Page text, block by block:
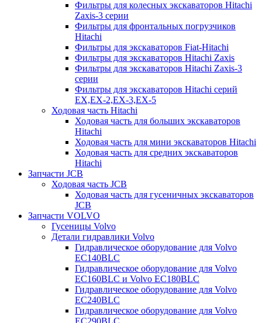
Фильтры для колесных экскаваторов Hitachi
Zaxis-3 серии
Фильтры для фронтальных погрузчиков
Hitachi
Фильтры для экскаваторов Fiat-Hitachi
Фильтры для экскаваторов Hitachi Zaxis
Фильтры для экскаваторов Hitachi Zaxis-3
серии
Фильтры для экскаваторов Hitachi серий
EX,EX-2,EX-3,EX-5
Ходовая часть Hitachi
Ходовая часть для больших экскаваторов
Hitachi
Ходовая часть для мини экскаваторов Hitachi
Ходовая часть для средних экскаваторов
Hitachi
Запчасти JCB
Ходовая часть JCB
Ходовая часть для гусеничных экскаваторов
JCB
Запчасти VOLVO
Гусеницы Volvo
Детали гидравлики Volvo
Гидравлическое оборудование для Volvo
EC140BLC
Гидравлическое оборудование для Volvo
EC160BLC и Volvo EC180BLC
Гидравлическое оборудование для Volvo
EC240BLC
Гидравлическое оборудование для Volvo
EC290BLC